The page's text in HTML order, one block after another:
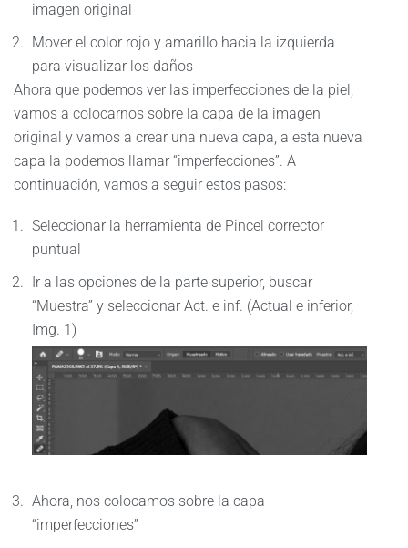
imagen original
Mover el color rojo y amarillo hacia la izquierda
para visualizar los daños
Ahora que podemos ver las imperfecciones de la piel,
vamos a colocarnos sobre la capa de la imagen
original y vamos a crear una nueva capa, a esta nueva
capa la podemos llamar “imperfecciones”. A
continuación, vamos a seguir estos pasos:
Seleccionar la herramienta de Pincel corrector
puntual
Ir a las opciones de la parte superior, buscar
“Muestra” y seleccionar Act. e inf. (Actual e inferior,
Img. 1)
Ahora, nos colocamos sobre la capa
“imperfecciones”